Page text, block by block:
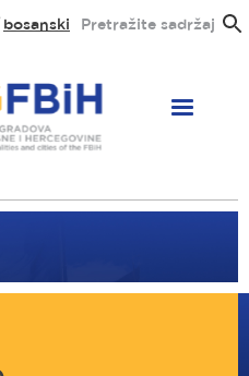
bosanski Pretražite sadržaj